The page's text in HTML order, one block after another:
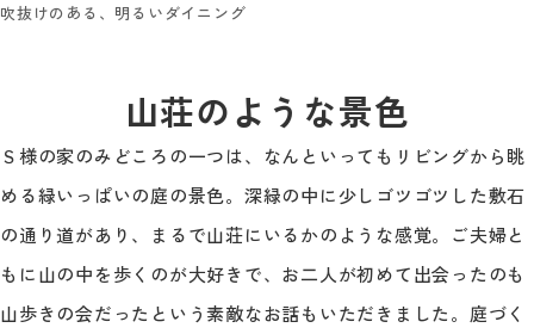
吹抜けのある、明るいダイニング
山荘のような景色
Ｓ様の家のみどころの一つは、なんといってもリビングから眺
める緑いっぱいの庭の景色。深緑の中に少しゴツゴツした敷石
の通り道があり、まるで山荘にいるかのような感覚。ご夫婦と
もに山の中を歩くのが大好きで、お二人が初めて出会ったのも
山歩きの会だったという素敵なお話もいただきました。庭づく